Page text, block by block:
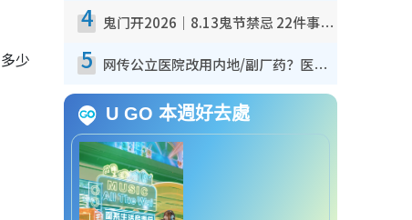
少
4 鬼门开2026｜8.13鬼节禁忌 22件事不能做！烧肉、刺身要少食？半夜勿吹口哨/打给个电话
5 网传公立医院改用内地/副厂药？医生拆解正副厂分别，揭4类人换药随时出事
U GO 本週好去處